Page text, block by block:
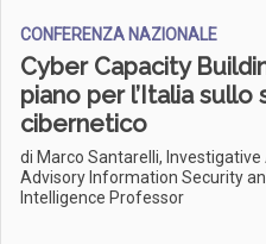
CONFERENZA NAZIONALE
Cyber Capacity
piano per l’Italia sullo
cibernetico
di Marco Santarelli,
Advisory Information Security
Intelligence Professor